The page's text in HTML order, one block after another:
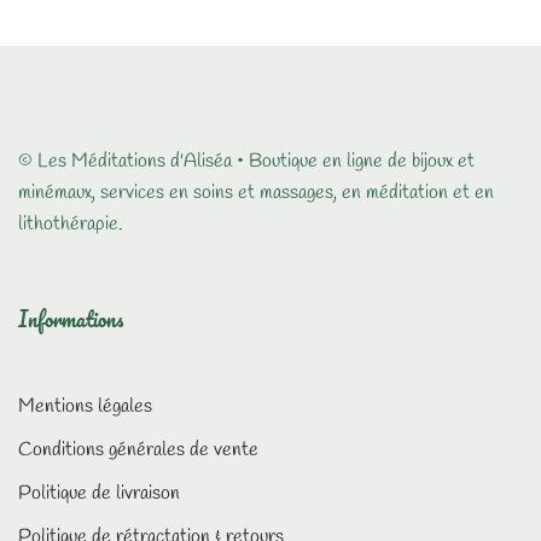
© Les Méditations d'Aliséa • Boutique en ligne de bijoux et
minémaux, services en soins et massages, en méditation et en
lithothérapie.
Informations
Mentions légales
Conditions générales de vente
Politique de livraison